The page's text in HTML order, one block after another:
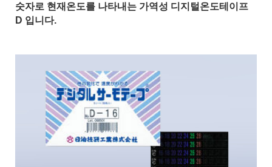
숫자로 현재온도를 나타내는 가역성 디지털온도테이프
D 입니다.